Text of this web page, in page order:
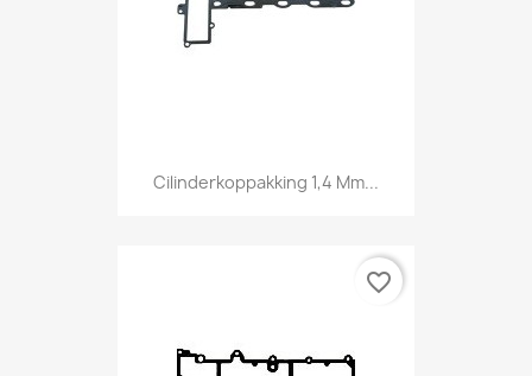
Cilinderkoppakking 1,4 Mm...
favorite_border